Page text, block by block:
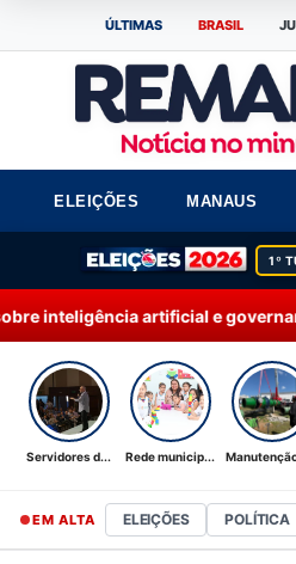
ÚLTIMAS BRASIL
ELEIÇÕES MANAUS
1º
e governança digital 21:41 |
Servidores d... Rede municip...
EM ALTA ELEIÇÕES POLÍTICA